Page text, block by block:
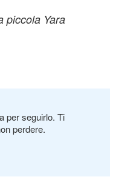
piccola Yara
per seguirlo. Ti
perdere.